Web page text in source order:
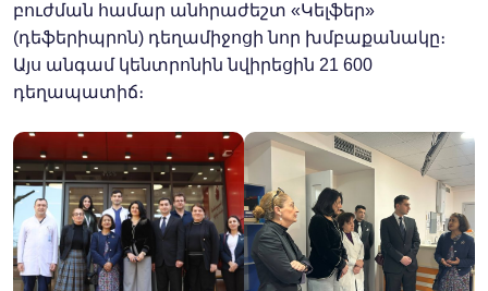
բուժման համար անհրաժեշտ «Կելֆեր»
(դեֆերիպրոն) դեղամիջոցի նոր խմբաքանակը։
Այս անգամ կենտրոնին նվիրեցին 21 600
դեղապատիճ։